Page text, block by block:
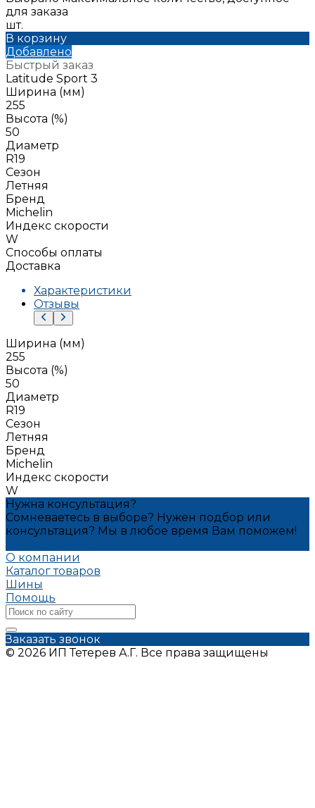
для заказа
шт.
В корзину
Добавлено
Быстрый заказ
Latitude Sport 3
Ширина (мм)
255
Высота (%)
50
Диаметр
R19
Сезон
Летняя
Бренд
Michelin
Индекс скорости
W
Способы оплаты
Доставка
Характеристики
Отзывы
Ширина (мм)
255
Высота (%)
50
Диаметр
R19
Сезон
Летняя
Бренд
Michelin
Индекс скорости
W
Нужна консультация?
Сомневаетесь в выборе? Нужен подбор или
консультация? Мы в любое время Вам поможем!
О компании
Каталог товаров
Шины
Помощь
Заказать звонок
© 2026 ИП Тетерев А.Г. Все права защищены